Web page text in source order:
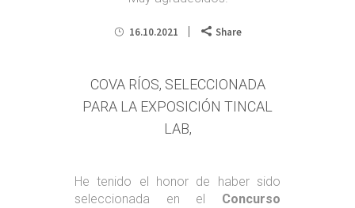
16.10.2021 Share
COVA RÍOS, SELECCIONADA
PARA LA EXPOSICIÓN TINCAL
LAB,
He tenido el honor de haber sido
seleccionada en el Concurso